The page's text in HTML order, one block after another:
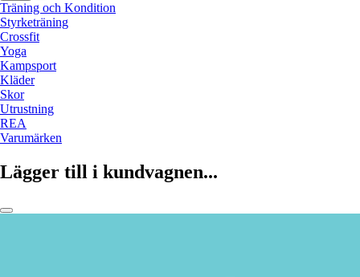
Träning och Kondition
Styrketräning
Crossfit
Yoga
Kampsport
Kläder
Skor
Utrustning
REA
Varumärken
Lägger till i kundvagnen...